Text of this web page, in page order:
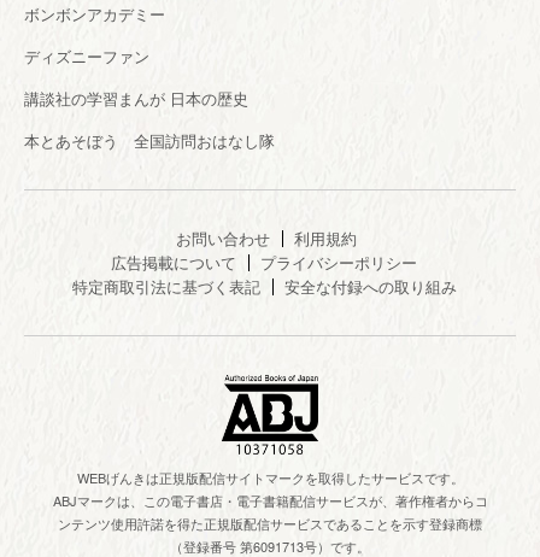
ボンボンアカデミー
ディズニーファン
講談社の学習まんが 日本の歴史
本とあそぼう 全国訪問おはなし隊
お問い合わせ
利用規約
広告掲載について
プライバシーポリシー
特定商取引法に基づく表記
安全な付録への取り組み
WEBげんきは正規版配信サイトマークを取得したサービスです。
ABJマークは、この電子書店・電子書籍配信サービスが、著作権者からコ
ンテンツ使用許諾を得た正規版配信サービスであることを示す登録商標
（登録番号 第6091713号）です。